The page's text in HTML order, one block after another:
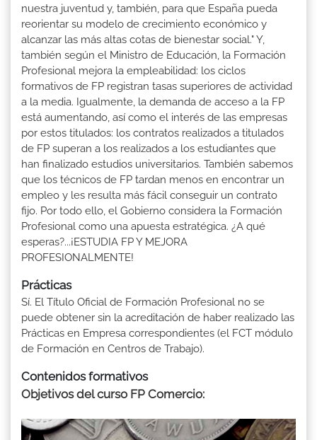
nuestra juventud y, también, para que España pueda
reorientar su modelo de crecimiento económico y
alcanzar las más altas cotas de bienestar social." Y,
también según el Ministro de Educación, la Formación
Profesional mejora la empleabilidad: los ciclos
formativos de FP registran tasas superiores de actividad
a la media. Igualmente, la demanda de acceso a la FP
está aumentando, así como el interés de las empresas
por estos titulados: los contratos realizados a titulados
de FP superan a los realizados a los estudiantes que
han finalizado estudios universitarios. También sabemos
que los técnicos de FP tardan menos en encontrar un
empleo y les resulta más fácil conseguir un contrato
fijo. Por todo ello, el Gobierno considera la Formación
Profesional como una apuesta estratégica. ¿A qué
esperas?...¡ESTUDIA FP Y MEJORA
PROFESIONALMENTE!
Prácticas
Sí. El Título Oficial de Formación Profesional no se
puede obtener sin la acreditación de haber realizado las
Prácticas en Empresa correspondientes (el FCT módulo
de Formación en Centros de Trabajo).
Contenidos formativos
Objetivos del curso FP Comercio: